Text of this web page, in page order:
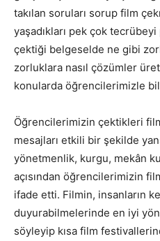
takılan soruları sorup film
yaşadıkları pek çok
çektiği belgeselde ne gibi
zorluklara nasıl çözümler
konularda öğrencilerimizle
Öğrencilerimizin çektikleri
mesajları etkili bir şekilde
yönetmenlik, kurgu, mekân
açısından öğrencilerimizin
ifade etti. Filmin, insanların
duyurabilmelerinde en iyi
söyleyip kısa film